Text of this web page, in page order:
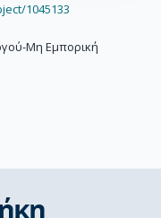
1045133
Μη Εμπορική